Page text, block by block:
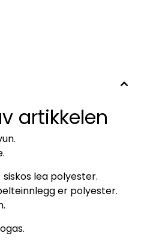
artikkelen
lea polyester.
er polyester.